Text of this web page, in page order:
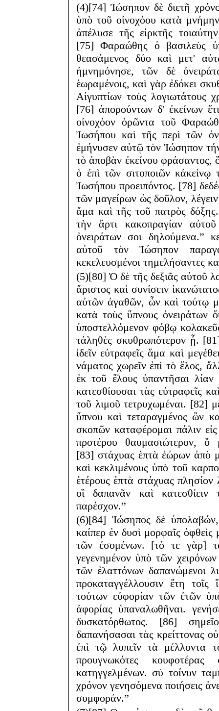
(4)[74] Ἰώσηπον δὲ διετῆ
ὑπὸ τοῦ οἰνοχόου κατὰ
ἀπέλυσε τῆς εἱρκτῆς
[75] Φαραώθης ὁ βασιλεὺς
θεασάμενος δύο καὶ μετ'
ἠμνημόνησε, τῶν δὲ
ἑωραμένοις, καὶ γὰρ ἐδόκει
Αἰγυπτίων τοὺς λογιωτάτους
[76] ἀπορούντων δ' ἐκείνων
οἰνοχόον ὁρῶντα τοῦ
Ἰωσήπου καὶ τῆς περὶ τῶν
ἐμήνυσεν αὐτῷ τὸν Ἰώσηπον
τὸ ἀποβὰν ἐκείνου φράσαντος,
ὁ ἐπὶ τῶν σιτοποιῶν κἀκείνῳ
Ἰωσήπου προειπόντος. [78]
τῶν μαγείρων ὡς δοῦλον,
ἅμα καὶ τῆς τοῦ πατρὸς
τὴν ἄρτι κακοπραγίαν
ὀνειράτων σοι δηλούμενα.”
αὐτοῦ τὸν Ἰώσηπον
κεκελευσμένοι τημελήσαντες
(5)[80] Ὁ δὲ τῆς δεξιᾶς αὐτοῦ
ἄριστος καὶ συνίσειν
αὐτῶν ἀγαθῶν, ὧν καὶ τούτῳ
κατὰ τοὺς ὕπνους ὀνειράτων
ὑποστελλόμενον φόβῳ
τἀληθὲς σκυθρωπότερον ᾖ.
ἰδεῖν εὐτραφεῖς ἅμα καὶ
νάματος χωρεῖν ἐπὶ τὸ ἕλος,
ἐκ τοῦ ἕλους ὑπαντῆσαι λίαν
κατεσθίουσαι τὰς εὐτραφεῖς
τοῦ λιμοῦ τετρυχωμέναι. [82]
ὕπνου καὶ τεταραγμένος ὢν
σκοπῶν καταφέρομαι πάλιν
προτέρου θαυμασιώτερον, ὅ
[83] στάχυας ἑπτὰ ἑώρων ἀπὸ
καὶ κεκλιμένους ὑπὸ τοῦ
ἑτέρους ἑπτὰ στάχυας πλησίον
οἳ δαπανᾶν καὶ κατεσθίειν
παρέσχον.”
(6)[84] Ἰώσηπος δὲ ὑπολαβών,
καίπερ ἐν δυσὶ μορφαῖς
τῶν ἐσομένων. [τό τε γὰρ]
γεγενημένον ὑπὸ τῶν
τῶν ἐλαττόνων δαπανώμενοι
προκαταγγέλλουσιν ἔτη
τούτων εὐφορίαν τῶν ἐτῶν
ἀφορίας ὑπαναλωθῆναι.
δυσκατόρθωτος. [86]
δαπανήσασαι τὰς κρείττονας
ἐπὶ τῷ λυπεῖν τὰ μέλλοντα
προυγνωκότες
κατηγγελμένων. σὺ τοίνυν
χρόνον γενησόμενα ποιήσεις
συμφοράν.”